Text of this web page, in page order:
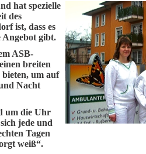
hat spezielle
des
ist, dass es
gibt.
ASB-
breiten
bieten, um auf
Nacht
um die Uhr
jede und
Tagen
weiß“.